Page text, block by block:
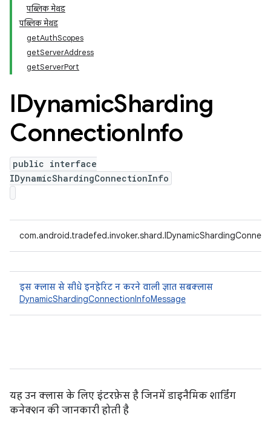
पब्लिक मेथड
पब्लिक मेथड
getAuthScopes
getServerAddress
getServerPort
IDynamicSharding
ConnectionInfo
public interface
IDynamicShardingConnectionInfo
इस क्लास से सीधे इनहेरिट न करने वाली ज्ञात सबक्लास
DynamicShardingConnectionInfoMessage
यह उन क्लास के लिए इंटरफ़ेस है जिनमें डाइनैमिक शार्डिंग
कनेक्शन की जानकारी होती है